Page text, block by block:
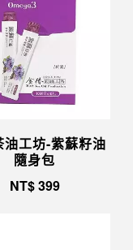
油工坊-紫蘇籽油
隨身包
NT$399